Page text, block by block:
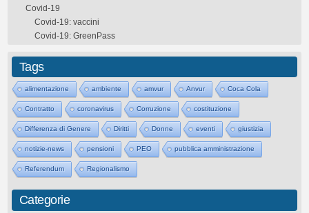
Covid-19
Covid-19: vaccini
Covid-19: GreenPass
Tags
alimentazione ambiente amvur Anvur Coca Cola
Contratto coronavirus Corruzione costituzione
Differenza di Genere Diritti Donne eventi giustizia
notizie-news pensioni PEO pubblica amministrazione
Referendum Regionalismo
Categorie